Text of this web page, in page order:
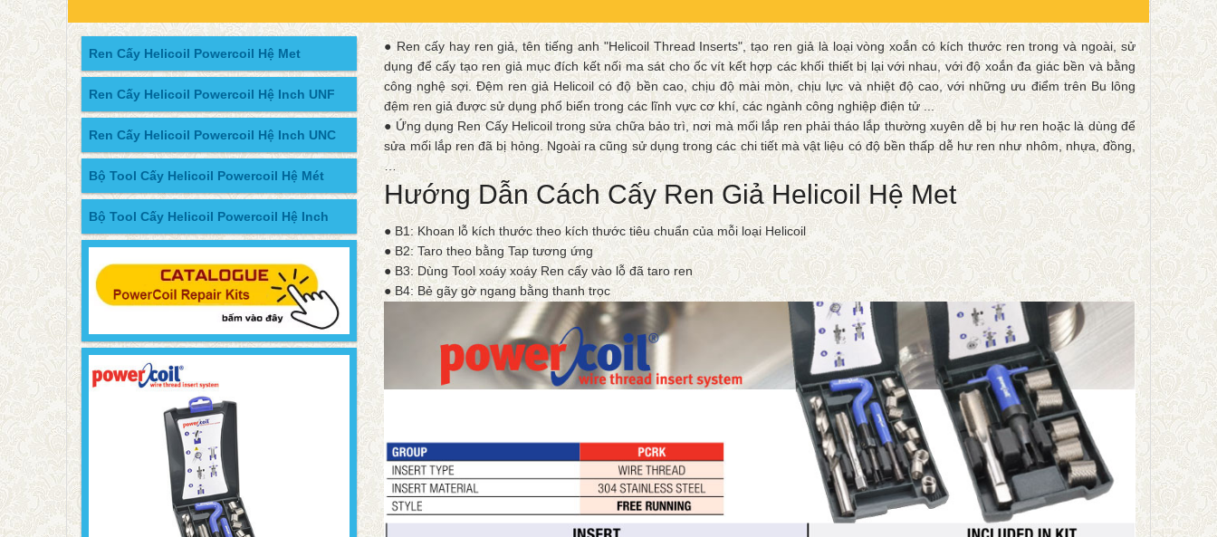
Ren Cấy Helicoil Powercoil Hệ Met
Ren Cấy Helicoil Powercoil Hệ Inch UNF
Ren Cấy Helicoil Powercoil Hệ Inch UNC
Bộ Tool Cấy Helicoil Powercoil Hệ Mét
Bộ Tool Cấy Helicoil Powercoil Hệ Inch
● Ren cấy hay ren giả, tên tiếng anh "Helicoil Thread Inserts", tạo ren giả là loại vòng xoắn có kích thước ren trong và ngoài, sử
dụng để cấy tạo ren giả mục đích kết nối ma sát cho ốc vít kết hợp các khối thiết bị lại với nhau, với độ xoắn đa giác bền và bằng
công nghệ sợi. Đệm ren giả Helicoil có độ bền cao, chịu độ mài mòn, chịu lực và nhiệt độ cao, với những ưu điểm trên Bu lông
đệm ren giả được sử dụng phổ biến trong các lĩnh vực cơ khí, các ngành công nghiệp điện tử ...
● Ứng dụng Ren Cấy Helicoil trong sửa chữa bảo trì, nơi mà mối lắp ren phải tháo lắp thường xuyên dễ bị hư ren hoặc là dùng để
sửa mối lắp ren đã bị hỏng. Ngoài ra cũng sử dụng trong các chi tiết mà vật liệu có độ bền thấp dễ hư ren như nhôm, nhựa, đồng,
…
Hướng Dẫn Cách Cấy Ren Giả Helicoil Hệ Met
● B1: Khoan lỗ kích thước theo kích thước tiêu chuẩn của mỗi loại Helicoil
● B2: Taro theo bằng Tap tương ứng
● B3: Dùng Tool xoáy xoáy Ren cấy vào lỗ đã taro ren
● B4: Bẻ gãy gờ ngang bằng thanh trọc